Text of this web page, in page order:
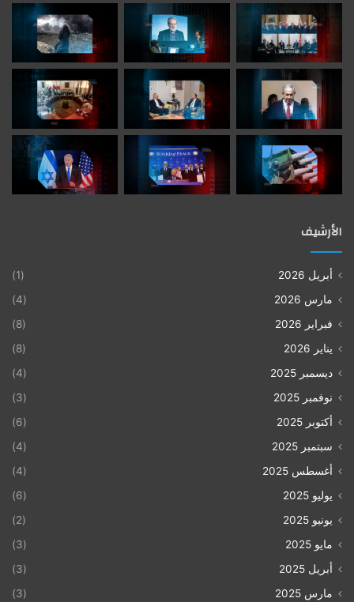
الأرشيف
أبريل 2026
(1)
مارس 2026
(4)
فبراير 2026
(8)
يناير 2026
(8)
ديسمبر 2025
(4)
نوفمبر 2025
(3)
أكتوبر 2025
(6)
سبتمبر 2025
(4)
أغسطس 2025
(4)
يوليو 2025
(6)
يونيو 2025
(2)
مايو 2025
(3)
أبريل 2025
(3)
مارس 2025
(3)